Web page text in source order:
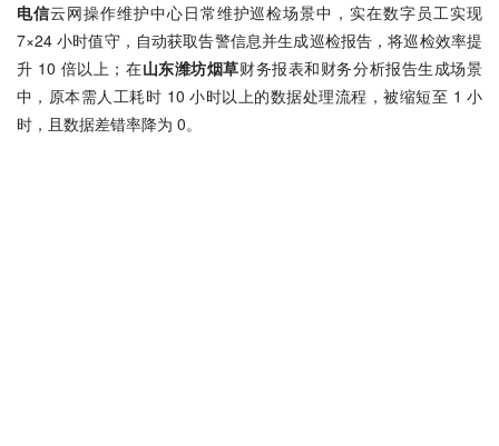
电信云网操作维护中心日常维护巡检场景中，实在数字员工实现
7×24 小时值守，自动获取告警信息并生成巡检报告，将巡检效率提
升 10 倍以上；在山东潍坊烟草财务报表和财务分析报告生成场景
中，原本需人工耗时 10 小时以上的数据处理流程，被缩短至 1 小
时，且数据差错率降为 0。